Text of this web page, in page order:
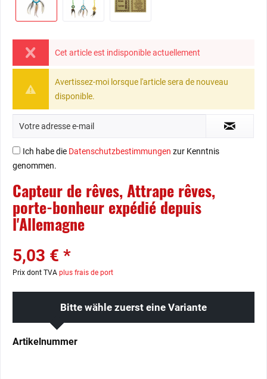
Cet article est indisponible actuellement
Avertissez-moi lorsque l'article sera de nouveau
disponible.
Ich habe die Datenschutzbestimmungen zur Kenntnis
genommen.
Capteur de rêves, Attrape rêves,
porte-bonheur expédié depuis
l'Allemagne
5,03 € *
Prix dont TVA plus frais de port
Bitte wähle zuerst eine Variante
Artikelnummer